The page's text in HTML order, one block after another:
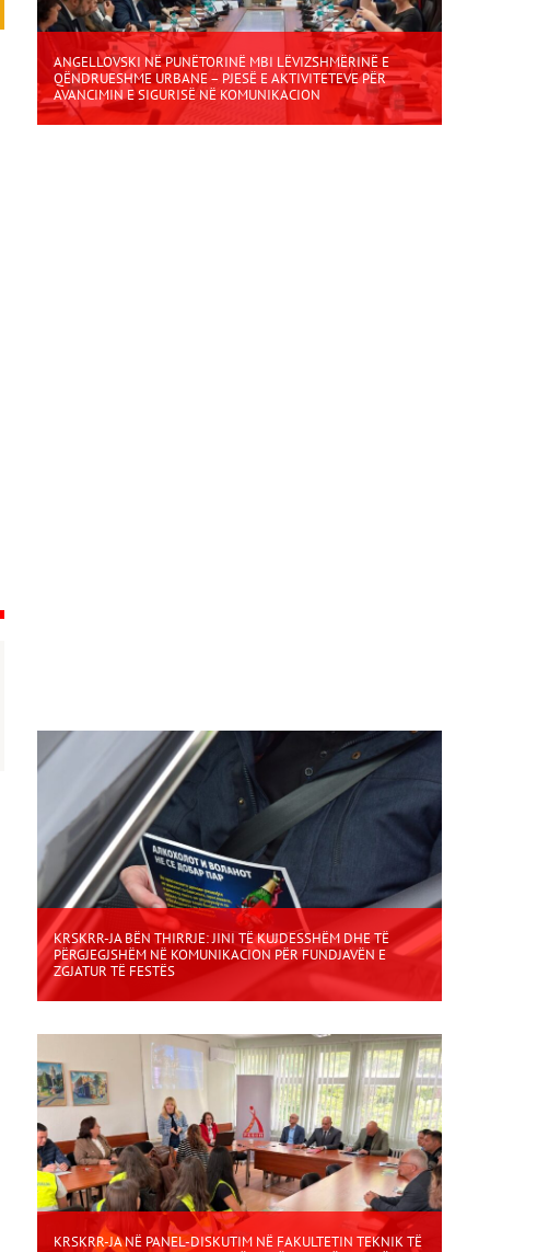
ANGELLOVSKI NË PUNËTORINË MBI LËVIZSHMËRINË E
QËNDRUESHME URBANE – PJESË E AKTIVITETEVE PËR
AVANCIMIN E SIGURISË NË KOMUNIKACION
KRSKRR-JA BËN THIRRJE: JINI TË KUJDESSHËM DHE TË
PËRGJEGJSHËM NË KOMUNIKACION PËR FUNDJAVËN E
ZGJATUR TË FESTËS
KRSKRR-JA NË PANEL-DISKUTIM NË FAKULTETIN TEKNIK TË